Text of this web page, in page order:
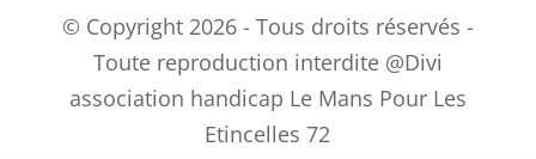
© Copyright 2026 - Tous droits réservés -
Toute reproduction interdite @Divi
association handicap Le Mans Pour Les
Etincelles 72